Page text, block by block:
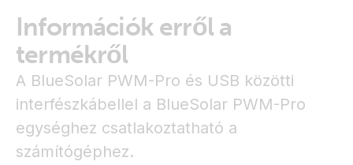
Információk erről a
termékről
A BlueSolar PWM-Pro és USB közötti
interfészkábellel a BlueSolar PWM-Pro
egységhez csatlakoztatható a
számítógéphez.